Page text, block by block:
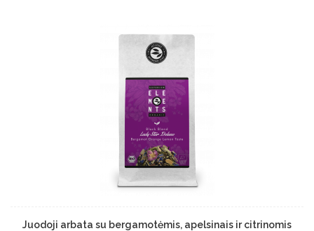
Juodoji arbata su bergamotėmis, apelsinais ir citrinomis